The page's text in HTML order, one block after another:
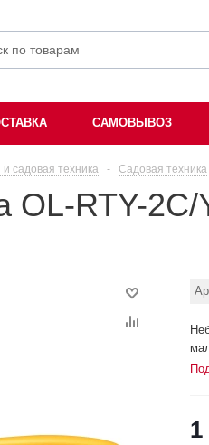
САМОВЫВОЗ
садовая техника - Садовая техника
OL-RTY-2C/
1